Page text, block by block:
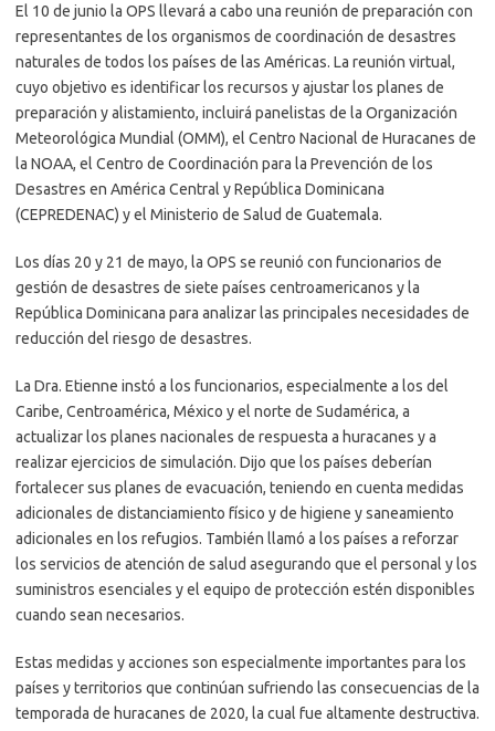
El 10 de junio la OPS llevará a cabo una reunión de preparación con
representantes de los organismos de coordinación de desastres
naturales de todos los países de las Américas. La reunión virtual,
cuyo objetivo es identificar los recursos y ajustar los planes de
preparación y alistamiento, incluirá panelistas de la Organización
Meteorológica Mundial (OMM), el Centro Nacional de Huracanes de
la NOAA, el Centro de Coordinación para la Prevención de los
Desastres en América Central y República Dominicana
(CEPREDENAC) y el Ministerio de Salud de Guatemala.
Los días 20 y 21 de mayo, la OPS se reunió con funcionarios de
gestión de desastres de siete países centroamericanos y la
República Dominicana para analizar las principales necesidades de
reducción del riesgo de desastres.
La Dra. Etienne instó a los funcionarios, especialmente a los del
Caribe, Centroamérica, México y el norte de Sudamérica, a
actualizar los planes nacionales de respuesta a huracanes y a
realizar ejercicios de simulación. Dijo que los países deberían
fortalecer sus planes de evacuación, teniendo en cuenta medidas
adicionales de distanciamiento físico y de higiene y saneamiento
adicionales en los refugios. También llamó a los países a reforzar
los servicios de atención de salud asegurando que el personal y los
suministros esenciales y el equipo de protección estén disponibles
cuando sean necesarios.
Estas medidas y acciones son especialmente importantes para los
países y territorios que continúan sufriendo las consecuencias de la
temporada de huracanes de 2020, la cual fue altamente destructiva.